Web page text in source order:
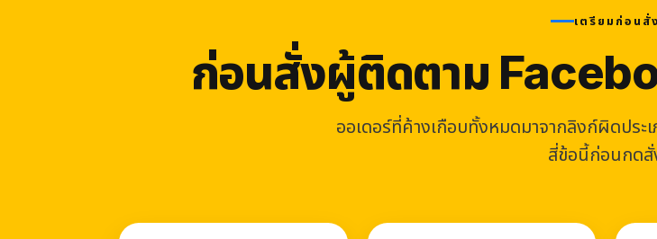
เตรียมก่อนสั่ง
ก่อนสั่งผู้ติดตาม
ออเดอร์ที่ค้างเกือบทั้งหมดมาจากลิงก์ผิดประ
สี่ข้อนี้ก่อนกดสั่